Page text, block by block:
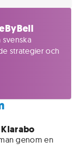
svenska
strategier och
genom en